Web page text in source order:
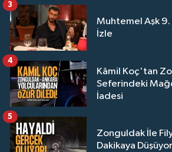
Muhtemel Aşk 9.
İzle
3
Kâmil Koç'tan
Seferindeki
İadesi
4
Zonguldak İle
Dakikaya
5